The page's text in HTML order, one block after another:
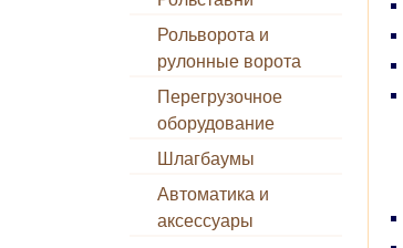
Рольворота и
рулонные ворота
Перегрузочное
оборудование
Шлагбаумы
Автоматика и
аксессуары